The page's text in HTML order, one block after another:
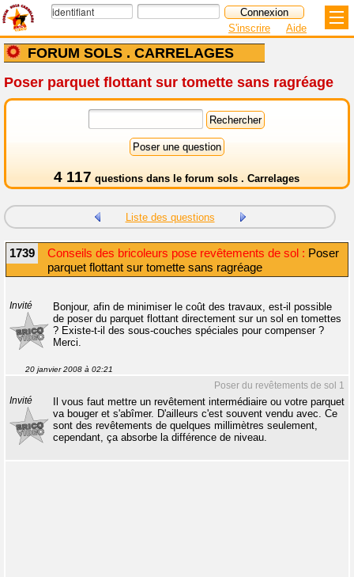
FORUM SOLS . CARRELAGES
S'inscrire Aide
Poser parquet flottant sur tomette sans ragréage
4 117 questions dans le forum sols . Carrelages
Liste des questions
1739 Conseils des bricoleurs pose revêtements de sol : Poser
parquet flottant sur tomette sans ragréage
Invité
Bonjour, afin de minimiser le coût des travaux, est-il possible
de poser du parquet flottant directement sur un sol en tomettes
? Existe-t-il des sous-couches spéciales pour compenser ?
Merci.
20 janvier 2008 à 02:21
Poser du revêtements de sol 1
Invité
Il vous faut mettre un revêtement intermédiaire ou votre parquet
va bouger et s'abîmer. D'ailleurs c'est souvent vendu avec. Ce
sont des revêtements de quelques millimètres seulement,
cependant, ça absorbe la différence de niveau.